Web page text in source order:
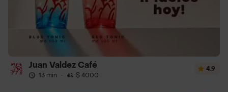
Juan Valdez Café
13 min · $ 4000
4.9